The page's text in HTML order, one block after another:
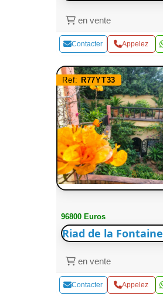
en vente
Contacter Appelez
Ref: R77YT33
96800 Euros
Riad de la Fontaine
en vente
Contacter Appelez